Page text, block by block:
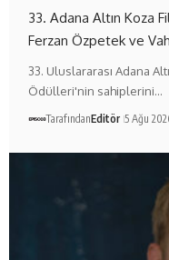
33. Adana Altın Koza
Ferzan Özpetek ve
33. Uluslararası Adana
Ödülleri'nin sahiplerini…
TarafındanEditör 5 Ağu